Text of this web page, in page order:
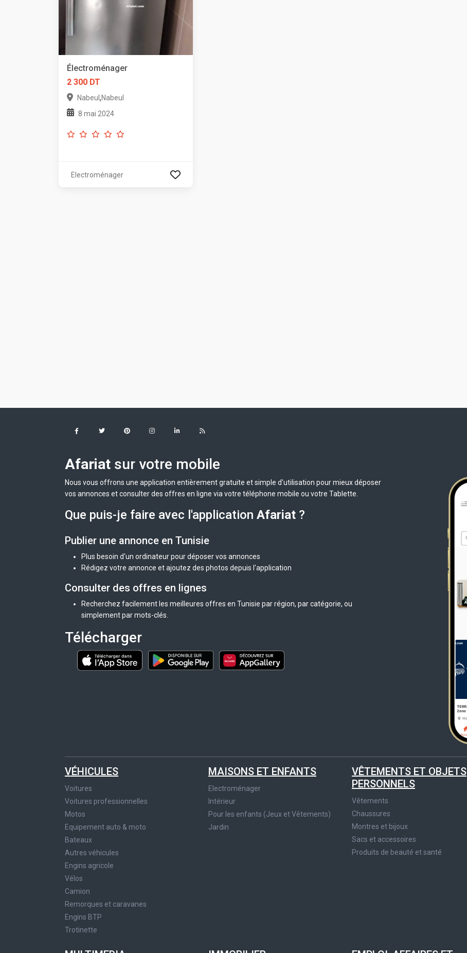
Électroménager
2 300 DT
Nabeul ,Nabeul
8 mai 2024
Electroménager
Afariat sur votre mobile
Nous vous offrons une application entièrement gratuite et simple d'utilisation pour mieux déposer
vos annonces et consulter des offres en ligne via votre téléphone mobile ou votre Tablette.
Que puis-je faire avec l'application Afariat ?
Publier une annonce en Tunisie
Plus besoin d'un ordinateur pour déposer vos annonces
Rédigez votre annonce et ajoutez des photos depuis l'application
Consulter des offres en lignes
Recherchez facilement les meilleures offres en Tunisie par région, par catégorie, ou
simplement par mots-clés.
Télécharger
VÉHICULES
Voitures
Voitures professionnelles
Motos
Equipement auto & moto
Bateaux
Autres véhicules
Engins agricole
Vélos
Camion
Remorques et caravanes
Engins BTP
Trotinette
MAISONS ET ENFANTS
Electroménager
Intérieur
Pour les enfants (Jeux et Vêtements)
Jardin
VÊTEMENTS ET OBJETS
PERSONNELS
Vêtements
Chaussures
Montres et bijoux
Sacs et accessoires
Produits de beauté et santé